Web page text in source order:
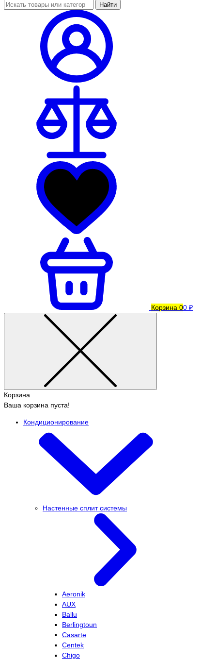
Найти
Корзина 00 ₽
Корзина
Ваша корзина пуста!
Кондиционирование
Настенные сплит системы
Aeronik
AUX
Ballu
Berlingtoun
Casarte
Centek
Chigo